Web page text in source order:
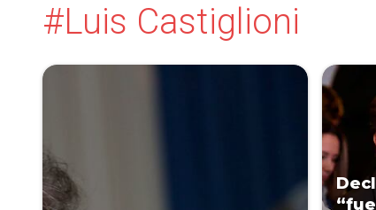
#Luis Castiglioni